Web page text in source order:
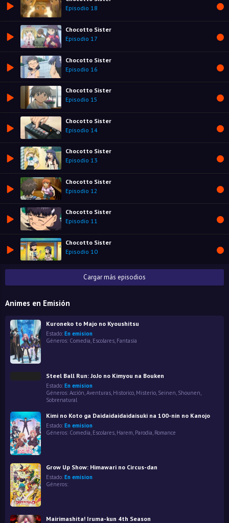
Episodio 18
Chocotto Sister
Episodio 17
Chocotto Sister
Episodio 16
Chocotto Sister
Episodio 15
Chocotto Sister
Episodio 14
Chocotto Sister
Episodio 13
Chocotto Sister
Episodio 12
Chocotto Sister
Episodio 11
Chocotto Sister
Episodio 10
Cargar más episodios
Animes en Emisión
Kuroneko to Majo no Kyoushitsu
Estado: En emision
Géneros: Comedia, Escolares, Fantasía
Steel Ball Run: JoJo no Kimyou na Bouken
Estado: En emision
Géneros: Acción Aventuras Historico Misterio Seinen Shounen
Sobrenatural
Kimi no Koto ga Daidaidaidaidaisuki na 100-nin no Kanojo
Estado: En emision
Géneros: Comedia Escolares Harem Parodia Romance
Grow Up Show: Himawari no Circus-dan
Estado: En emision
Géneros:
Mairimashita! Iruma-kun 4th Season